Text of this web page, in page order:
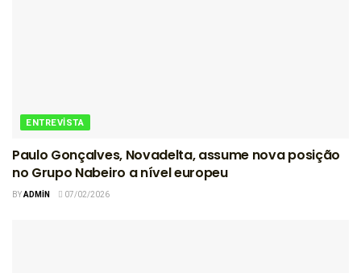
ENTREVISTA
Paulo Gonçalves, Novadelta, assume nova posição
no Grupo Nabeiro a nível europeu
BYADMIN 07/02/2026